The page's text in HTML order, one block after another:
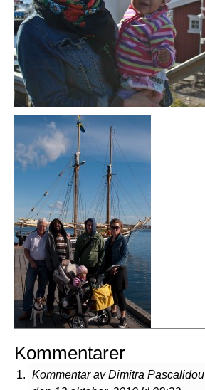
Kommentarer
Kommentar av Dimitra Pascalidou